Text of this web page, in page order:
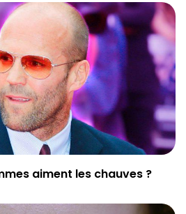
aiment les chauves ?